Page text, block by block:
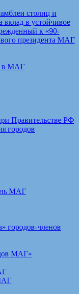
столиц и
в устойчивое
к «90-
президента МАГ
в МАГ
Правительстве РФ
городов
МАГ
городов-членов
МАГ»